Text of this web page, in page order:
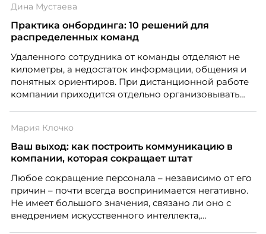
вовлечения, стоит остановиться на неудобном
факте: данные говорят ровно обратное тому, что
подсказывает интуиция. Автор свежего выпуска
People Analytics, приглашённый лектор НИУ ВШЭ и
МИФИ, автор книги «Дао женской карьеры».
Дина Мустаева
Практика онбординга: 10 решений для
распределенных команд
Удаленного сотрудника от команды отделяют не
километры, а недостаток информации, общения и
понятных ориентиров. При дистанционной работе
компании приходится отдельно организовывать
по работе с персоналом Инфомаксимум,
рассказывает, как выстроить адаптацию
распределенной команды без лишнего контроля и
Мария Клочко
Ваш выход: как построить коммуникацию в
компании, которая сокращает штат
Любое сокращение персонала – независимо от его
причин – почти всегда воспринимается негативно.
Не имеет большого значения, связано ли оно с
внедрением искусственного интеллекта,